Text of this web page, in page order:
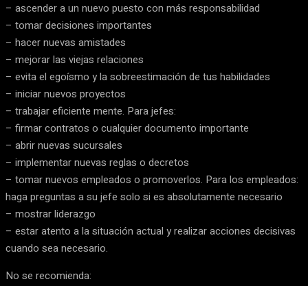
– ascender a un nuevo puesto con más responsabilidad
– tomar decisiones importantes
– hacer nuevas amistades
– mejorar las viejas relaciones
– evita el egoísmo y la sobreestimación de tus habilidades
– iniciar nuevos proyectos
– trabajar eficiente mente. Para jefes:
– firmar contratos o cualquier documento importante
– abrir nuevas sucursales
– implementar nuevas reglas o decretos
– tomar nuevos empleados o promoverlos. Para los empleados:
haga preguntas a su jefe solo si es absolutamente necesario
– mostrar liderazgo
– estar atento a la situación actual y realizar acciones decisivas
cuando sea necesario.
No se recomienda: